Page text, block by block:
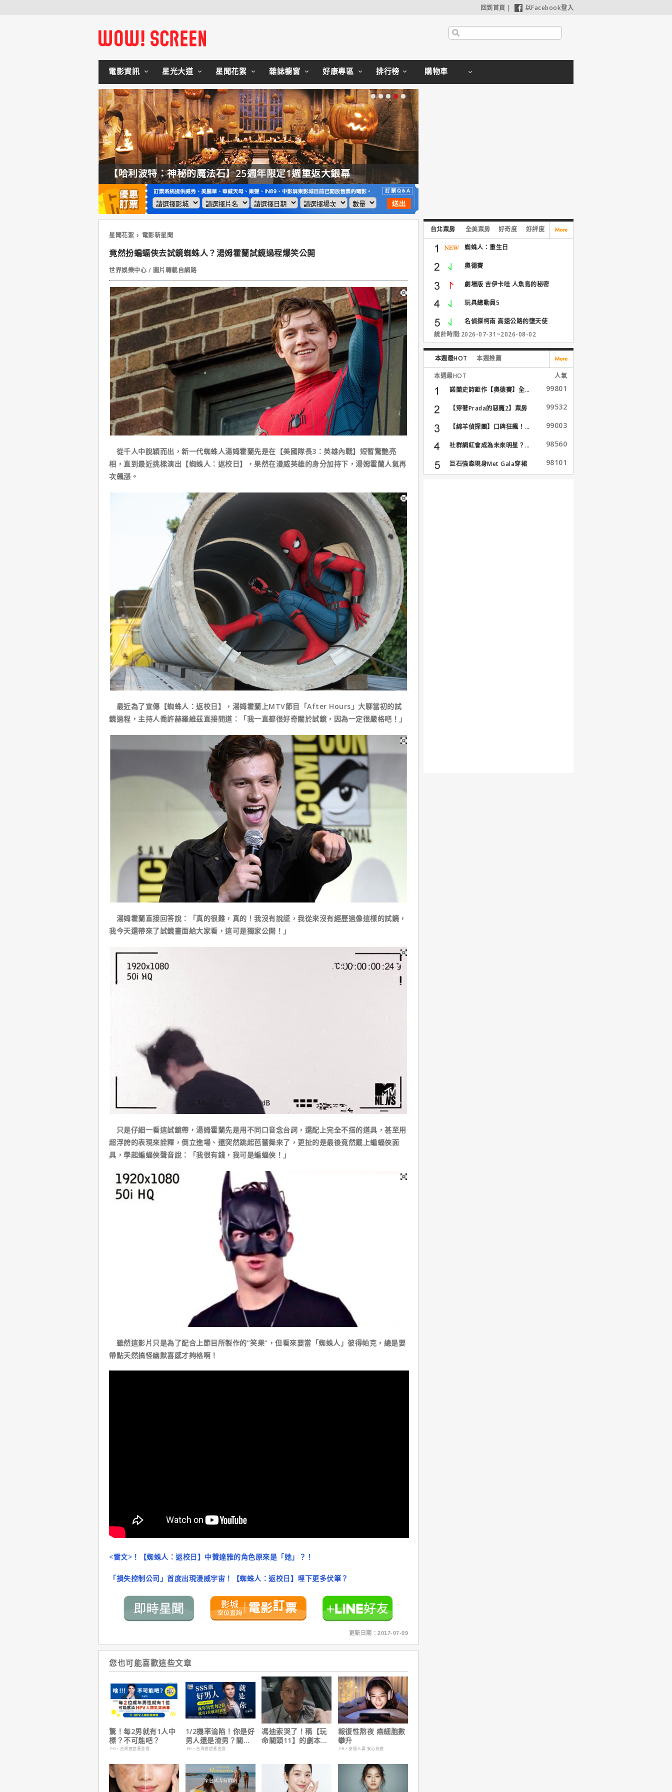
回到首頁 | 以Facebook登入
電影資訊 星光大道 星聞花絮 雜誌櫥窗 好康專區 排行榜 購物車
【哈利波特：神秘的魔法石】25週年限定1週重返大銀幕
星聞花絮 電影新星聞
竟然扮蝙蝠俠去試鏡蜘蛛人？湯姆霍蘭試鏡過程爆笑公開
世界娛樂中心 / 圖片轉載自網路
從千人中脫穎而出，新一代蜘蛛人湯姆霍蘭先是在【美國隊長3：英雄內戰】短暫驚艷亮
相，直到最近挑樑演出【蜘蛛人：返校日】，果然在漫威英雄的身分加持下，湯姆霍蘭人氣再
次飆漲。
最近為了宣傳【蜘蛛人：返校日】，湯姆霍蘭上MTV節目「After Hours」大聊當初的試
鏡過程，主持人喬許赫羅維茲直接問道：「我一直都很好奇關於試鏡，因為一定很嚴格吧！」
湯姆霍蘭直接回答說：「真的很難，真的！我沒有說謊，我從來沒有經歷過像這樣的試鏡，
我今天還帶來了試鏡畫面給大家看，這可是獨家公開！」
只是仔細一看這試鏡帶，湯姆霍蘭先是用不同口音念台詞，還配上完全不搭的道具，甚至用
超浮誇的表現來詮釋，倒立進場、還突然跳起芭蕾舞來了，更扯的是最後竟然戴上蝙蝠俠面
具，學起蝙蝠俠聲音說：「我很有錢，我可是蝙蝠俠！」
雖然這影片只是為了配合上節目所製作的”笑果”，但看來要當「蜘蛛人」彼得帕克，總是要
帶點天然搞怪幽默喜感才夠格啊！
<雷文>！【蜘蛛人：返校日】中贊達雅的角色原來是「她」？！
「損失控制公司」首度出現漫威宇宙！【蜘蛛人：返校日】埋下更多伏筆？
更新日期：2017-07-09
您也可能喜歡這些文章
驚！每2男就有1人中
標？不可能吧？
PR・台灣癌症基金會
1/2機率淪陷！你是好
男人還是渣男？關鍵
在這
PR・台灣癌症基金會
馮迪索哭了！稱【玩
命關頭11】的劇本是
報復性熬夜 癌細胞數
攀升
PR・安達人壽 安心抗癌
台北票房 全美票房 好奇度 好評度
蜘蛛人：重生日
奧德賽
劇場版 吉伊卡哇 人魚島的秘密
玩具總動員5
名偵探柯南 高速公路的墮天使
統計時間:2026-07-31~2026-08-02
本週最HOT 本週推薦
本週最HOT
人氣
諾蘭史詩鉅作【奧德賽】全...
99801
【穿著Prada的惡魔2】票房
99532
【綿羊偵探團】口碑狂飆！... 99003
社群網紅會成為未來明星？... 98560
巨石強森現身Met Gala穿裙
子...
98101